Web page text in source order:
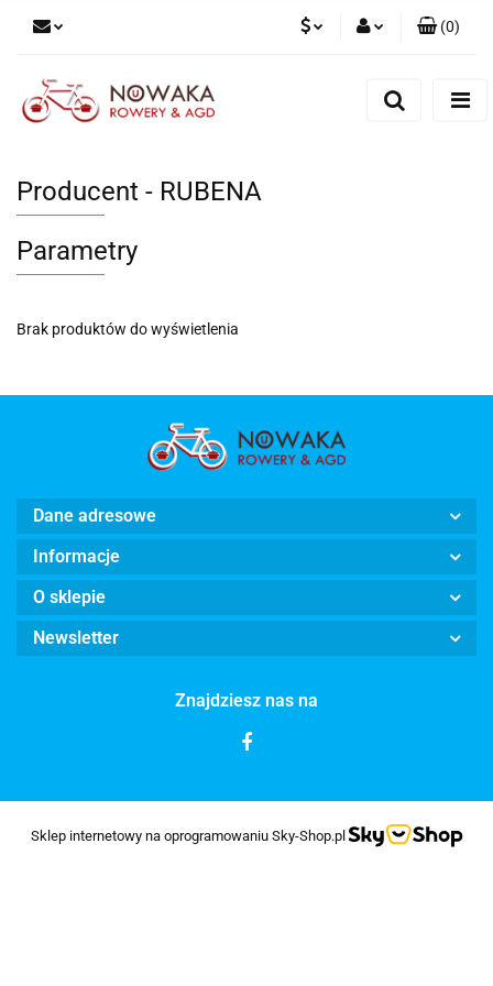
(0)
Producent - RUBENA
Parametry
Brak produktów do wyświetlenia
Dane adresowe
Informacje
O sklepie
Newsletter
Znajdziesz nas na
Sklep internetowy na oprogramowaniu Sky-Shop.pl